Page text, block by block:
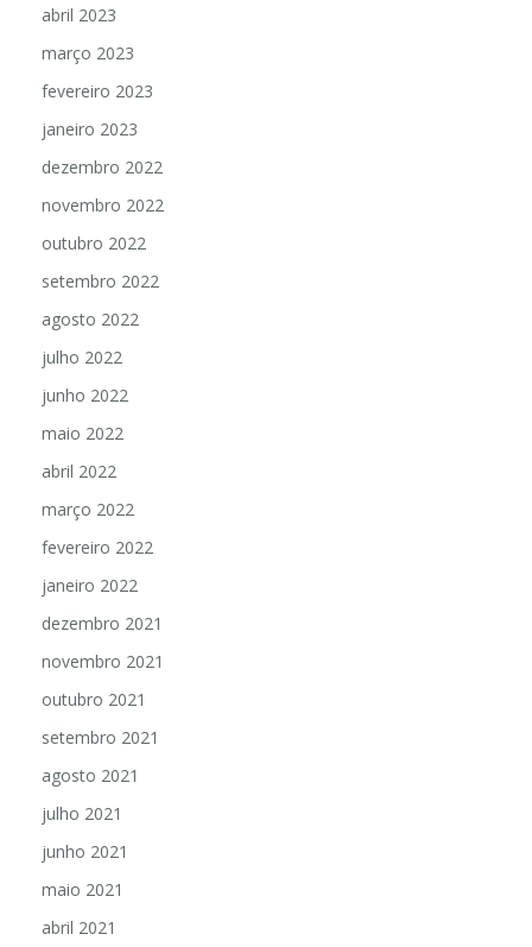
abril 2023
março 2023
fevereiro 2023
janeiro 2023
dezembro 2022
novembro 2022
outubro 2022
setembro 2022
agosto 2022
julho 2022
junho 2022
maio 2022
abril 2022
março 2022
fevereiro 2022
janeiro 2022
dezembro 2021
novembro 2021
outubro 2021
setembro 2021
agosto 2021
julho 2021
junho 2021
maio 2021
abril 2021